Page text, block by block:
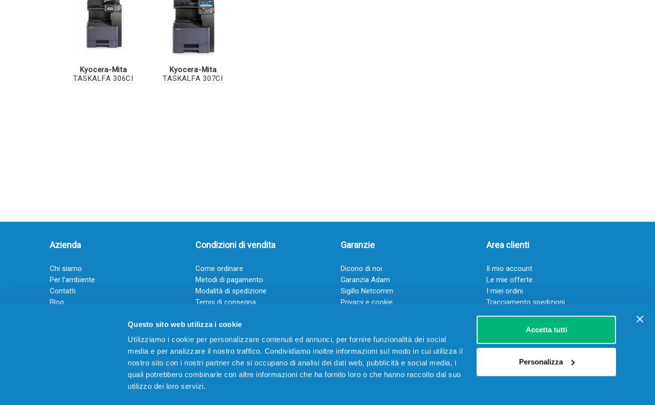
Questo sito web utilizza i cookie
Utilizziamo i cookie per personalizzare contenuti ed annunci, per fornire funzionalità dei social
media e per analizzare il nostro traffico. Condividiamo inoltre informazioni sul modo in cui utilizza il
nostro sito con i nostri partner che si occupano di analisi dei dati web, pubblicità e social media, i
quali potrebbero combinarle con altre informazioni che ha fornito loro o che hanno raccolto dal suo
utilizzo dei loro servizi.
Accetta tutti
Personalizza
Kyocera-Mita
TASKALFA 306CI
Kyocera-Mita
TASKALFA 307CI
Azienda
Chi siamo
Per l’ambiente
Contatti
Blog
Guadagna con il Dropship
Condizioni di vendita
Come ordinare
Metodi di pagamento
Modalità di spedizione
Tempi di consegna
Garanzie
Dicono di noi
Garanzia Adam
Sigillo Netcomm
Privacy e cookie
Area clienti
Il mio account
Le mie offerte
I miei ordini
Tracciamento spedizioni
Resi
Servizio clienti